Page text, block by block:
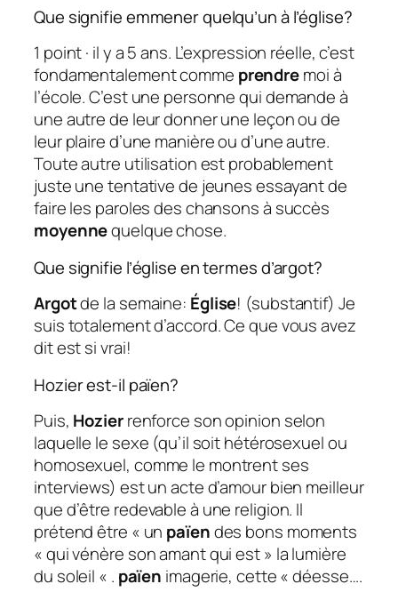
Que signifie emmener quelqu’un à l’église?
1 point · il y a 5 ans. L’expression réelle, c’est
fondamentalement comme prendremoi à
l’école. C’est une personne qui demande à
une autre de leur donner une leçon ou de
leur plaire d’une manière ou d’une autre.
Toute autre utilisation est probablement
juste une tentative de jeunes essayant de
faire les paroles des chansons à succès
moyennequelque chose.
Que signifie l’église en termes d’argot?
Argotde la semaine: Église! (substantif) Je
suis totalement d’accord. Ce que vous avez
dit est si vrai!
Hozier est-il païen?
Puis, Hozierrenforce son opinion selon
laquelle le sexe (qu’il soit hétérosexuel ou
homosexuel, comme le montrent ses
interviews) est un acte d’amour bien meilleur
que d’être redevable à une religion. Il
prétend être « un païendes bons moments
« qui vénère son amant qui est » la lumière
du soleil « . païen imagerie, cette « déesse….